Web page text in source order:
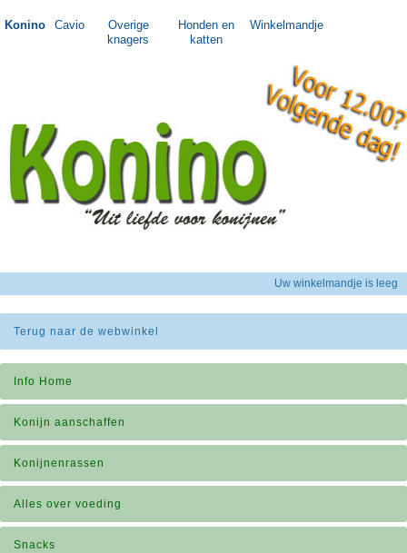
Konino Cavio
Overige
knagers
Honden en
katten
Winkelmandje
Uw winkelmandje is leeg
Terug naar de webwinkel
Info Home
Konijn aanschaffen
Konijnenrassen
Alles over voeding
Snacks